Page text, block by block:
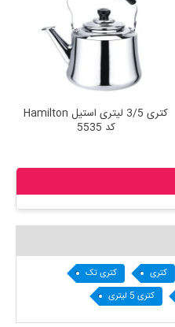
کتری 3/5 لیتری استیل Hamilton
کد 5535
کتری
کتری تک
کتری 5 لیتری